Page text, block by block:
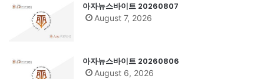
아자뉴스바이트 20260807
August 7, 2026
아자뉴스바이트 20260806
August 6, 2026